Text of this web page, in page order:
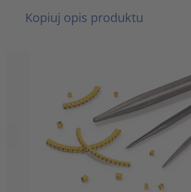
Kopiuj opis produktu